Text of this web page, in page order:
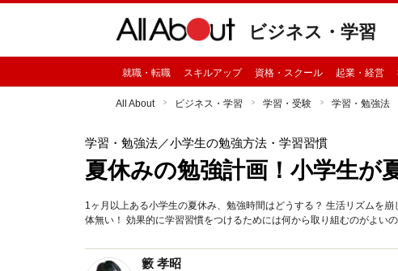
ビジネス・学習
就職・転職 スキルアップ 資格・スクール 起業・経営
All About ビジネス・学習 学習・受験 学習・勉強法
学習・勉強法／小学生の勉強方法・学習習慣
夏休みの勉強計画！小学生が
1ヶ月以上ある小学生の夏休み、勉強時間はどうする？ 生活リズムを
体無い！ 効果的に学習習慣をつけるためには何から取り組むのがよい
籔 孝昭